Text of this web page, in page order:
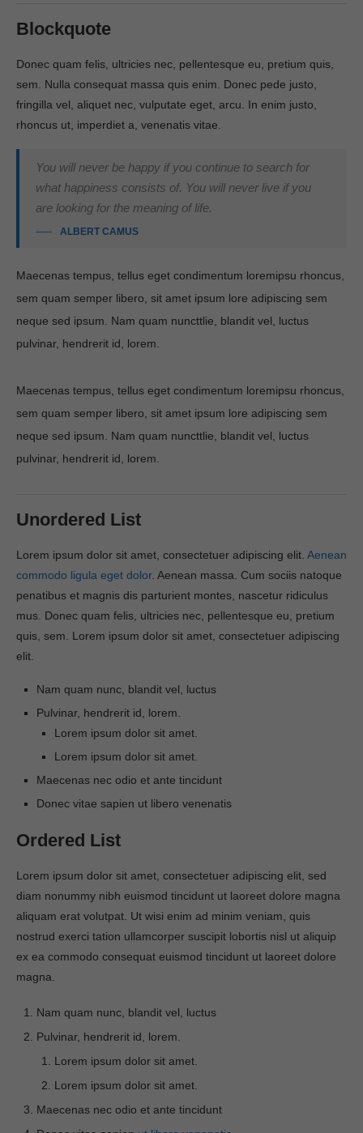
Blockquote
Donec quam felis, ultricies nec, pellentesque eu, pretium quis,
sem. Nulla consequat massa quis enim. Donec pede justo,
fringilla vel, aliquet nec, vulputate eget, arcu. In enim justo,
rhoncus ut, imperdiet a, venenatis vitae.
You will never be happy if you continue to search for
what happiness consists of. You will never live if you
are looking for the meaning of life.
ALBERT CAMUS
Maecenas tempus, tellus eget condimentum loremipsu rhoncus,
sem quam semper libero, sit amet ipsum lore adipiscing sem
neque sed ipsum. Nam quam nuncttlie, blandit vel, luctus
pulvinar, hendrerit id, lorem.
Maecenas tempus, tellus eget condimentum loremipsu rhoncus,
sem quam semper libero, sit amet ipsum lore adipiscing sem
neque sed ipsum. Nam quam nuncttlie, blandit vel, luctus
pulvinar, hendrerit id, lorem.
Unordered List
Lorem ipsum dolor sit amet, consectetuer adipiscing elit. Aenean
commodo ligula eget dolor. Aenean massa. Cum sociis natoque
penatibus et magnis dis parturient montes, nascetur ridiculus
mus. Donec quam felis, ultricies nec, pellentesque eu, pretium
quis, sem. Lorem ipsum dolor sit amet, consectetuer adipiscing
elit.
Nam quam nunc, blandit vel, luctus
Pulvinar, hendrerit id, lorem.
Lorem ipsum dolor sit amet.
Lorem ipsum dolor sit amet.
Maecenas nec odio et ante tincidunt
Donec vitae sapien ut libero venenatis
Ordered List
Lorem ipsum dolor sit amet, consectetuer adipiscing elit, sed
diam nonummy nibh euismod tincidunt ut laoreet dolore magna
aliquam erat volutpat. Ut wisi enim ad minim veniam, quis
nostrud exerci tation ullamcorper suscipit lobortis nisl ut aliquip
ex ea commodo consequat euismod tincidunt ut laoreet dolore
magna.
Nam quam nunc, blandit vel, luctus
Pulvinar, hendrerit id, lorem.
Lorem ipsum dolor sit amet.
Lorem ipsum dolor sit amet.
Maecenas nec odio et ante tincidunt